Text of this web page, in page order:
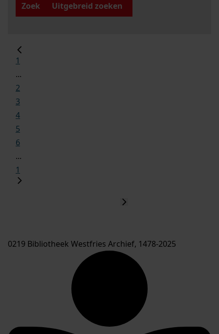
Zoek
Uitgebreid zoeken
1
...
2
3
4
5
6
...
1
0219 Bibliotheek Westfries Archief, 1478-2025